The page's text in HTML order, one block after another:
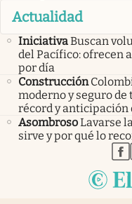
Actualidad
IniciativaBuscan
del Pacífico: ofrecen
por día
Construcción
moderno y seguro
récord y anticipación
AsombrosoLavarse
sirve y por qué lo